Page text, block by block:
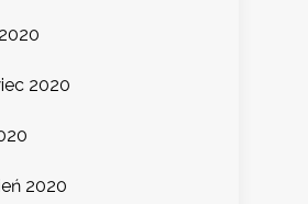
2020
2020